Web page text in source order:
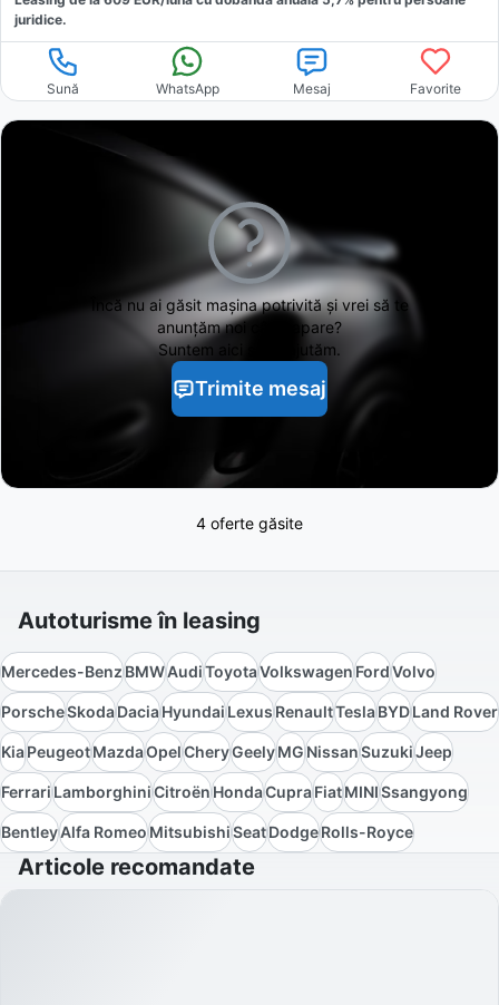
juridice.
Sună WhatsApp Mesaj Favorite
Încă nu ai găsitmașina potrivită și vrei să te
anunțăm noi când apare?
Suntem aici să te ajutăm.
Trimite mesaj
4 oferte găsite
Autoturisme în leasing
Mercedes-BenzBMWAudiToyotaVolkswagenFordVolvo
PorscheSkodaDaciaHyundaiLexusRenaultTeslaBYDLand Rover
KiaPeugeotMazdaOpelCheryGeelyMGNissanSuzukiJeep
FerrariLamborghiniCitroënHondaCupraFiatMINISsangyong
BentleyAlfa RomeoMitsubishiSeatDodgeRolls-Royce
Articole recomandate